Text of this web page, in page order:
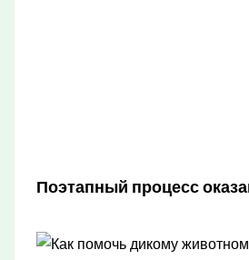
Поэтапный процесс